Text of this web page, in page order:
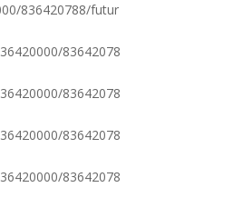
836420788/futur
83642078
83642078
83642078
83642078